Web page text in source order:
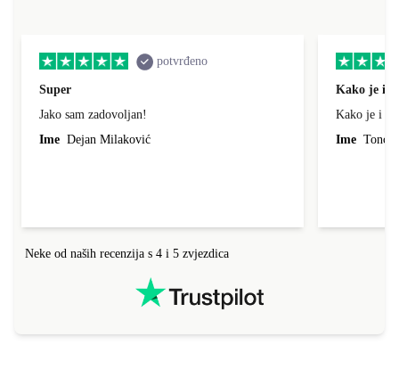
potvrđeno
Super
Jako sam zadovoljan!
Ime Dejan Milaković
Kako je i
Kako je i
Ime Tonci
Neke od naših recenzija s 4 i 5 zvjezdica